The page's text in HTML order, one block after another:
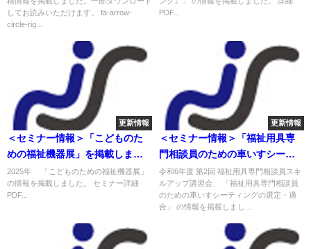
してお読みいただけます。 fa-arrow-
circle-rig...
PDF...
更新情報
＜セミナー情報＞「こどものた
めの福祉機器展」を掲載しまし
た
2025年 「こどものための福祉機器展」
の情報を掲載しました。 セミナー詳細
PDF...
更新情報
＜セミナー情報＞「福祉用具専
門相談員のための車いすシーテ
ィングの選定・適合」福祉用具
専門相談員スキルアップ講習会
を掲載しました
令和6年度 第2回 福祉用具専門相談員スキ
ルアップ講習会、 「福祉用具専門相談員
のための車いすシーティングの選定・適
合」 の情報を掲載しまし...